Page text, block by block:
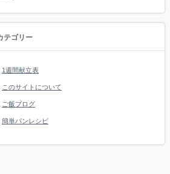
テゴリー
1週間献立表
このサイトについて
ご飯ブログ
簡単パンレシピ